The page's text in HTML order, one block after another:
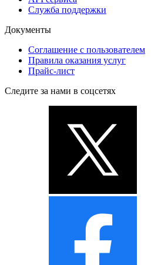
Служба поддержки
Документы
Соглашение с пользователем
Правила оказания услуг
Прайс-лист
Следите за нами в соцсетях